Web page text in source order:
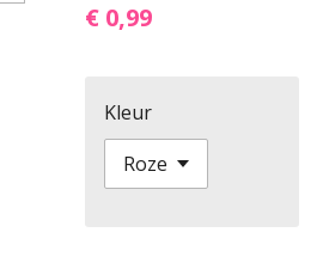
€ 0,99
Kleur